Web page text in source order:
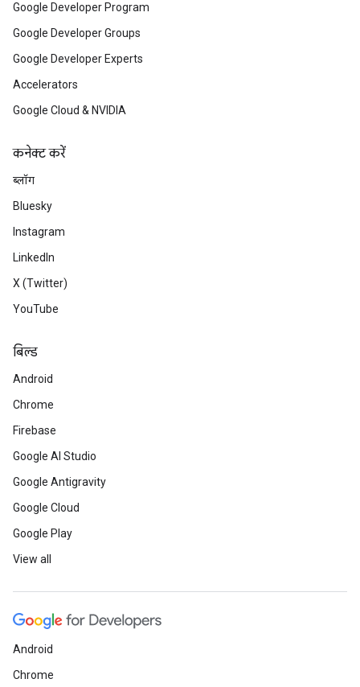
Google Developer Program
Google Developer Groups
Google Developer Experts
Accelerators
Google Cloud & NVIDIA
कनेक्ट करें
ब्लॉग
Bluesky
Instagram
LinkedIn
X (Twitter)
YouTube
बिल्ड
Android
Chrome
Firebase
Google AI Studio
Google Antigravity
Google Cloud
Google Play
View all
Android
Chrome